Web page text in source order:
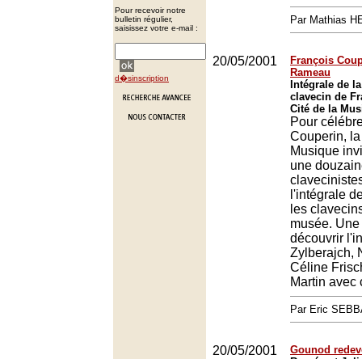
Pour recevoir notre
bulletin régulier,
saisissez votre e-mail :
d�sinscription
Par Mathias
20/05/2001
François
Rameau
Intégrale de
clavecin de
Cité de la
Pour
Couperin,
Musique
une
l'intégrale
les
musée.
découvrir
Zylberajch,
Céline
Martin avec
Par Eric
20/05/2001
Gounod